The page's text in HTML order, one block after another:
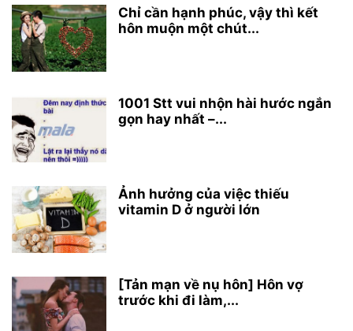
Chỉ cần hạnh phúc, vậy thì kết
hôn muộn một chút...
1001 Stt vui nhộn hài hước ngắn
gọn hay nhất –...
Ảnh hưởng của việc thiếu
vitamin D ở người lớn
[Tản mạn về nụ hôn] Hôn vợ
trước khi đi làm,...